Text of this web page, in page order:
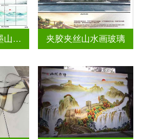
室内室外户外水墨山水画玻璃 夹胶夹丝山水画玻璃